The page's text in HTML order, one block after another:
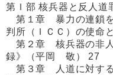
第Ｉ部 核兵器と反人道
第１章 暴力の連鎖
判所（ＩＣＣ）の使命
第２章 核兵器の非人
録》（平岡 敬） 27
第３章 人道に対す